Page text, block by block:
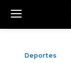
Deportes